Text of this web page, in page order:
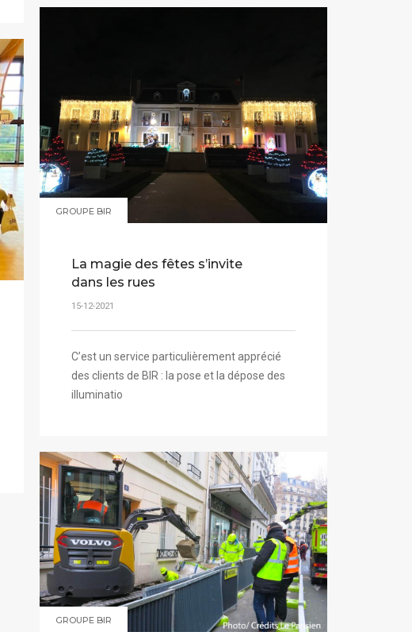
GROUPE BIR
La magie des fêtes s’invite
dans les rues
15-12-2021
C’est un service particulièrement apprécié
des clients de BIR : la pose et la dépose des
illuminatio
GROUPE BIR